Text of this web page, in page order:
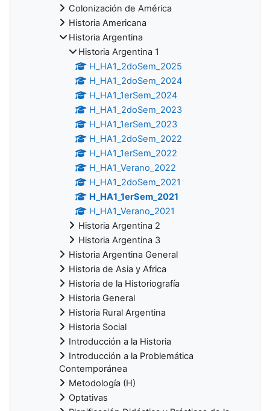
Colonización de América
Historia Americana
Historia Argentina
Historia Argentina 1
H_HA1_2doSem_2025
H_HA1_2doSem_2024
H_HA1_1erSem_2024
H_HA1_2doSem_2023
H_HA1_1erSem_2023
H_HA1_2doSem_2022
H_HA1_1erSem_2022
H_HA1_Verano_2022
H_HA1_2doSem_2021
H_HA1_1erSem_2021
H_HA1_Verano_2021
Historia Argentina 2
Historia Argentina 3
Historia Argentina General
Historia de Asia y Africa
Historia de la Historiografía
Historia General
Historia Rural Argentina
Historia Social
Introducción a la Historia
Introducción a la Problemática
Contemporánea
Metodología (H)
Optativas